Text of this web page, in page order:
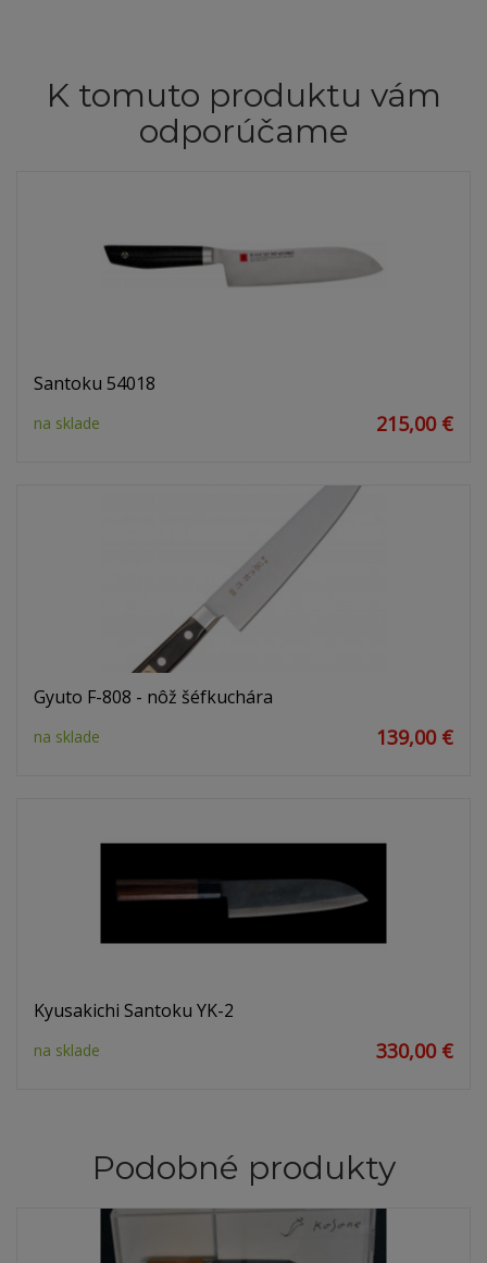
K tomuto produktu vám
odporúčame
Santoku 54018
na sklade 215,00 €
Gyuto F-808 - nôž šéfkuchára
na sklade 139,00 €
Kyusakichi Santoku YK-2
na sklade 330,00 €
Podobné produkty